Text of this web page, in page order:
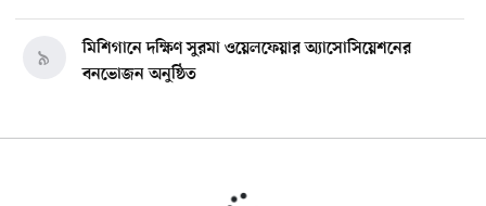
মিশিগানে দক্ষিণ সুরমা ওয়েলফেয়ার অ্যাসোসিয়েশনের
বনভোজন অনুষ্ঠিত
৯
বিশ্বজুড়ে কূটনৈতিক পুনর্বিন্যাস, ৫ অঞ্চলে মিশন বন্ধ করছে
১০